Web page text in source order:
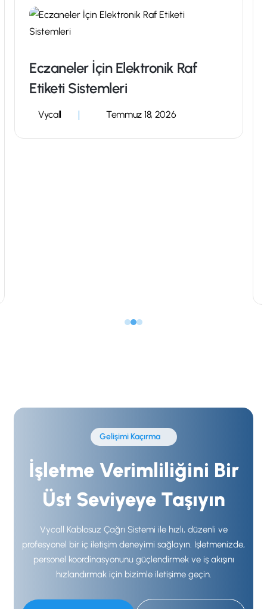
Gelişimi Kaçırma
İşletme Verimliliğini Bir
Üst Seviyeye Taşıyın
Vycall Kablosuz Çağrı Sistemi ile hızlı, düzenli ve
profesyonel bir iç iletişim deneyimi sağlayın. İşletmenizde,
personel koordinasyonunu güçlendirmek ve iş akışını
hızlandırmak için bizimle iletişime geçin.